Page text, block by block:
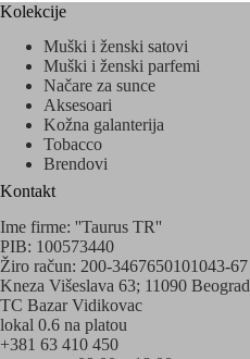
Kolekcije
Muški i ženski satovi
Muški i ženski parfemi
Načare za sunce
Aksesoari
Kožna galanterija
Tobacco
Brendovi
Kontakt
Ime firme: ''Taurus TR''
PIB: 100573440
Žiro račun: 200-3467650101043-67
Kneza Višeslava 63; 11090 Beograd
TC Bazar Vidikovac
lokal 0.6 na platou
+381 63 410 450